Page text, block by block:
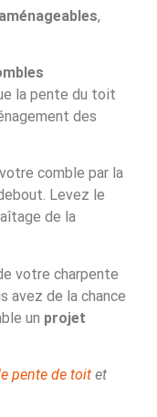
,
la pente du toit
des
comble par la
Levez le
de la
votre charpente
avez de la chance
un projet
pente de toitet